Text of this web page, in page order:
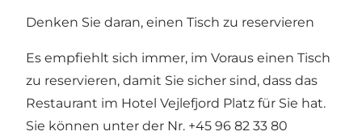
Denken Sie daran, einen Tisch zu reservieren
Es empfiehlt sich immer, im Voraus einen Tisch
zu reservieren, damit Sie sicher sind, dass das
Restaurant im Hotel Vejlefjord Platz für Sie hat.
Sie können unter der Nr. +45 96 82 33 80